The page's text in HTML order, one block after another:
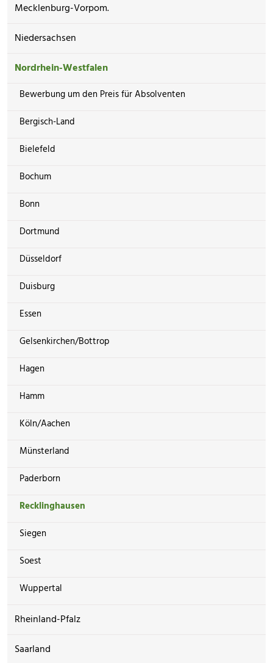
Mecklenburg-Vorpom.
Niedersachsen
Nordrhein-Westfalen
Bewerbung um den Preis für Absolventen
Bergisch-Land
Bielefeld
Bochum
Bonn
Dortmund
Düsseldorf
Duisburg
Essen
Gelsenkirchen/Bottrop
Hagen
Hamm
Köln/Aachen
Münsterland
Paderborn
Recklinghausen
Siegen
Soest
Wuppertal
Rheinland-Pfalz
Saarland